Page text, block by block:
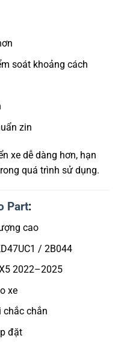
soát khoảng cách
zin
xe dễ dàng hơn, hạn
quá trình sử dụng.
Part:
cao
/ 2B044
2022–2025
xe
chắc chắn
đặt